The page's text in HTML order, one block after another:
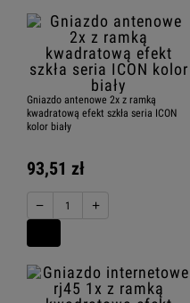
Gniazdo antenowe 2x z ramką
kwadratową efekt szkła seria ICON
kolor biały
93,51 zł
− +